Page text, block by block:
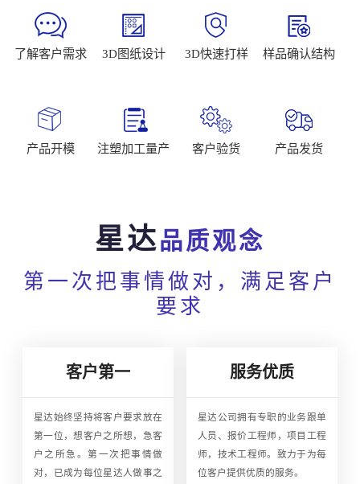
了解客户需求 3D图纸设计 3D快速打样 样品确认结构
产品开模 注塑加工量产 客户验货 产品发货
星达品质观念
第一次把事情做对，满足客户
要求
客户第一
星达始终坚持将客户要求放在
第一位，想客户之所想，急客
户之所急。第一次把事情做
对，已成为每位星达人做事之
服务优质
星达公司拥有专职的业务跟单
人员、报价工程师，项目工程
师，技术工程师。致力于为每
位客户提供优质的服务。